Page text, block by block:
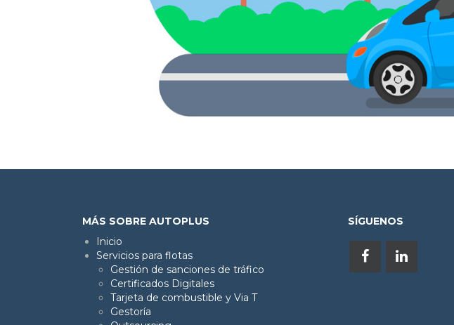
MÁS SOBRE AUTOPLUS
Inicio
Servicios para flotas
Gestión de sanciones de tráfico
Certificados Digitales
Tarjeta de combustible y Via T
Gestoría
SÍGUENOS